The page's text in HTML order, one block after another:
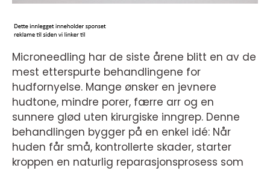
Microneedling har de siste årene blitt en av de
mest etterspurte behandlingene for
hudfornyelse. Mange ønsker en jevnere
hudtone, mindre porer, færre arr og en
sunnere glød uten kirurgiske inngrep. Denne
behandlingen bygger på en enkel idé: Når
huden får små, kontrollerte skader, starter
kroppen en naturlig reparasjonsprosess som